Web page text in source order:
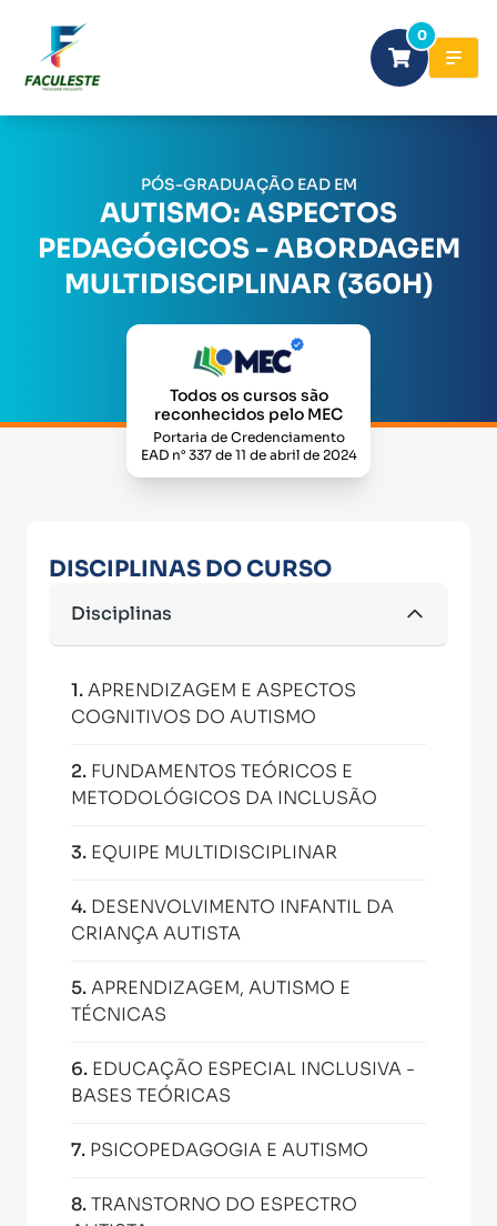
0
PÓS-GRADUAÇÃO EAD EM
AUTISMO: ASPECTOS
PEDAGÓGICOS - ABORDAGEM
MULTIDISCIPLINAR (360H)
Todos os cursos são
reconhecidos pelo MEC
Portaria de Credenciamento
EAD n° 337 de 11 de abril de 2024
DISCIPLINAS DO CURSO
Disciplinas
1.APRENDIZAGEM E ASPECTOS
COGNITIVOS DO AUTISMO
2. FUNDAMENTOS TEÓRICOS E
METODOLÓGICOS DA INCLUSÃO
3. EQUIPE MULTIDISCIPLINAR
4. DESENVOLVIMENTO INFANTIL DA
CRIANÇA AUTISTA
5.APRENDIZAGEM, AUTISMO E
TÉCNICAS
6. EDUCAÇÃO ESPECIAL INCLUSIVA -
BASES TEÓRICAS
7. PSICOPEDAGOGIA E AUTISMO
8.TRANSTORNO DO ESPECTRO